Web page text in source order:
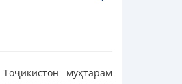
муҳтарам